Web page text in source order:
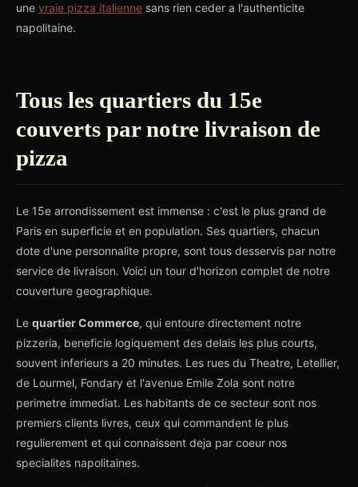
une vraie pizza italienne sans rien ceder a l'authenticite
napolitaine.
Tous les quartiers du 15e
couverts par notre livraison de
pizza
Le 15e arrondissement est immense : c'est le plus grand de
Paris en superficie et en population. Ses quartiers, chacun
dote d'une personnalite propre, sont tous desservis par notre
service de livraison. Voici un tour d'horizon complet de notre
couverture geographique.
Le quartier Commerce, qui entoure directement notre
pizzeria, beneficie logiquement des delais les plus courts,
souvent inferieurs a 20 minutes. Les rues du Theatre, Letellier,
de Lourmel, Fondary et l'avenue Emile Zola sont notre
perimetre immediat. Les habitants de ce secteur sont nos
premiers clients livres, ceux qui commandent le plus
regulierement et qui connaissent deja par coeur nos
specialites napolitaines.